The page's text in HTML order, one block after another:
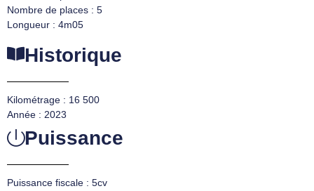
Nombre de places : 5
Longueur : 4m05
Historique
Kilométrage : 16 500
Année : 2023
Puissance
Puissance fiscale : 5cv